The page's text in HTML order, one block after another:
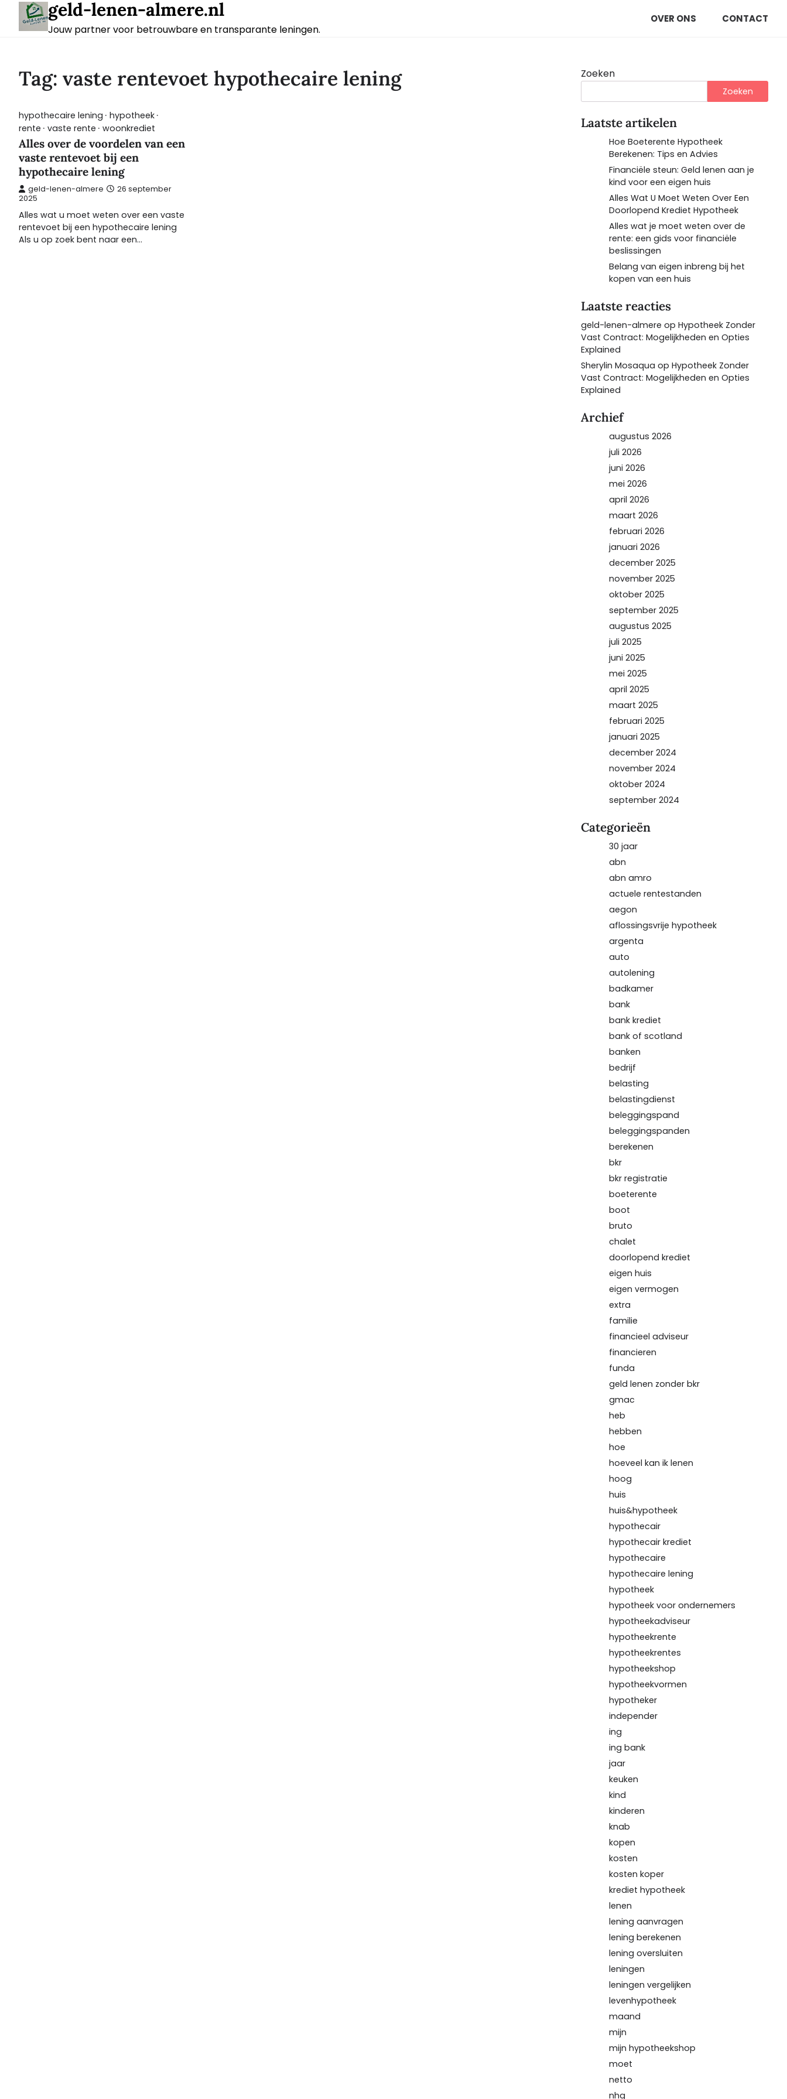
content
geld-lenen-almere.nl
Jouw partner voor betrouwbare en transparante leningen.
OVER ONS CONTACT
Tag: vaste rentevoet hypothecaire lening
hypothecaire lening hypotheek
rente vaste rente woonkrediet
Alles over de voordelen van een
vaste rentevoet bij een
hypothecaire lening
geld-lenen-almere
26 september
2025
Alles wat u moet weten over een vaste
rentevoet bij een hypothecaire lening
Als u op zoek bent naar een…
Zoeken
Zoeken
Laatste artikelen
Hoe Boeterente Hypotheek
Berekenen: Tips en Advies
Financiële steun: Geld lenen aan je
kind voor een eigen huis
Alles Wat U Moet Weten Over Een
Doorlopend Krediet Hypotheek
Alles wat je moet weten over de
rente: een gids voor financiële
beslissingen
Belang van eigen inbreng bij het
kopen van een huis
Laatste reacties
geld-lenen-almere op Hypotheek Zonder
Vast Contract: Mogelijkheden en Opties
Explained
Sherylin Mosaqua op Hypotheek Zonder
Vast Contract: Mogelijkheden en Opties
Explained
Archief
augustus 2026
juli 2026
juni 2026
mei 2026
april 2026
maart 2026
februari 2026
januari 2026
december 2025
november 2025
oktober 2025
september 2025
augustus 2025
juli 2025
juni 2025
mei 2025
april 2025
maart 2025
februari 2025
januari 2025
december 2024
november 2024
oktober 2024
september 2024
Categorieën
30 jaar
abn
abn amro
actuele rentestanden
aegon
aflossingsvrije hypotheek
argenta
auto
autolening
badkamer
bank
bank krediet
bank of scotland
banken
bedrijf
belasting
belastingdienst
beleggingspand
beleggingspanden
berekenen
bkr
bkr registratie
boeterente
boot
bruto
chalet
doorlopend krediet
eigen huis
eigen vermogen
extra
familie
financieel adviseur
financieren
funda
geld lenen zonder bkr
gmac
heb
hebben
hoe
hoeveel kan ik lenen
hoog
huis
huis&hypotheek
hypothecair
hypothecair krediet
hypothecaire
hypothecaire lening
hypotheek
hypotheek voor ondernemers
hypotheekadviseur
hypotheekrente
hypotheekrentes
hypotheekshop
hypotheekvormen
hypotheker
independer
ing
ing bank
jaar
keuken
kind
kinderen
knab
kopen
kosten
kosten koper
krediet hypotheek
lenen
lening aanvragen
lening berekenen
lening oversluiten
leningen
leningen vergelijken
levenhypotheek
maand
mijn
mijn hypotheekshop
moet
netto
nhg